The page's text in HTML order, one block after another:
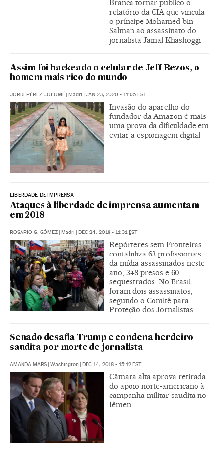
Branca tornar publico o
relatório da CIA que vincula
o príncipe Mohamed bin
Salman ao assassinato do
jornalista Jamal Khashoggi
Assim foi hackeado o celular de Jeff Bezos, o
homem mais rico do mundo
JORDI PÉREZ COLOMÉ Madri JAN 23, 2020 - 11:05 EST
Invasão do aparelho do
fundador da Amazon é mais
uma prova da dificuldade em
evitar a espionagem digital
LIBERDADE DE IMPRENSA
Ataques à liberdade de imprensa aumentam
em 2018
ROSARIO G. GÓMEZ Madri DEC 24, 2018 - 11:31 EST
Repórteres sem Fronteiras
contabiliza 63 profissionais
da mídia assassinados neste
ano, 348 presos e 60
sequestrados. No Brasil,
foram dois assassinatos,
segundo o Comitê para
Proteção dos Jornalistas
Senado desafia Trump e condena herdeiro
saudita por morte de jornalista
AMANDA MARS Washington DEC 14, 2018 - 15:12 EST
Câmara alta aprova retirada
do apoio norte-americano à
campanha militar saudita no
Iêmen